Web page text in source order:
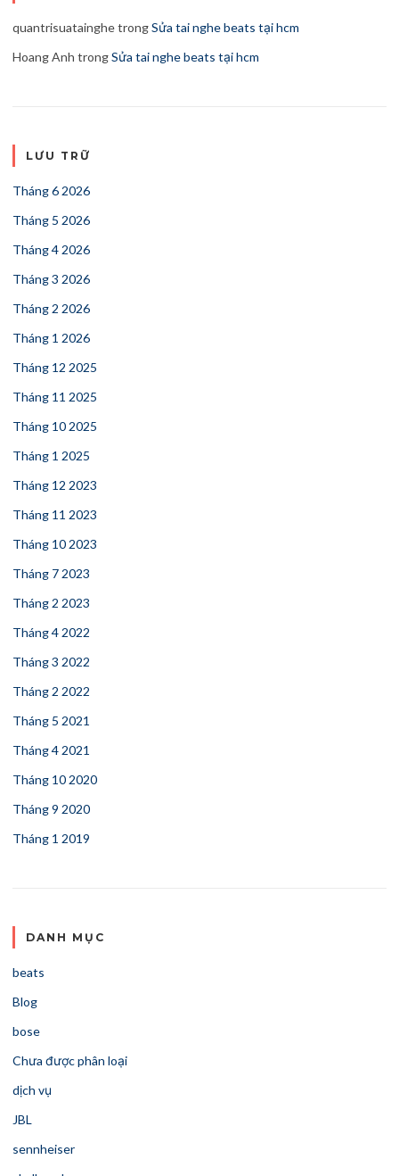
quantrisuatainghetrongSửa tai nghe beats tại hcm
Hoang Anh trongSửa tai nghe beats tại hcm
LƯU TRỮ
Tháng 6 2026
Tháng 5 2026
Tháng 4 2026
Tháng 3 2026
Tháng 2 2026
Tháng 1 2026
Tháng 12 2025
Tháng 11 2025
Tháng 10 2025
Tháng 1 2025
Tháng 12 2023
Tháng 11 2023
Tháng 10 2023
Tháng 7 2023
Tháng 2 2023
Tháng 4 2022
Tháng 3 2022
Tháng 2 2022
Tháng 5 2021
Tháng 4 2021
Tháng 10 2020
Tháng 9 2020
Tháng 1 2019
DANH MỤC
beats
Blog
bose
Chưa được phân loại
dịch vụ
JBL
sennheiser